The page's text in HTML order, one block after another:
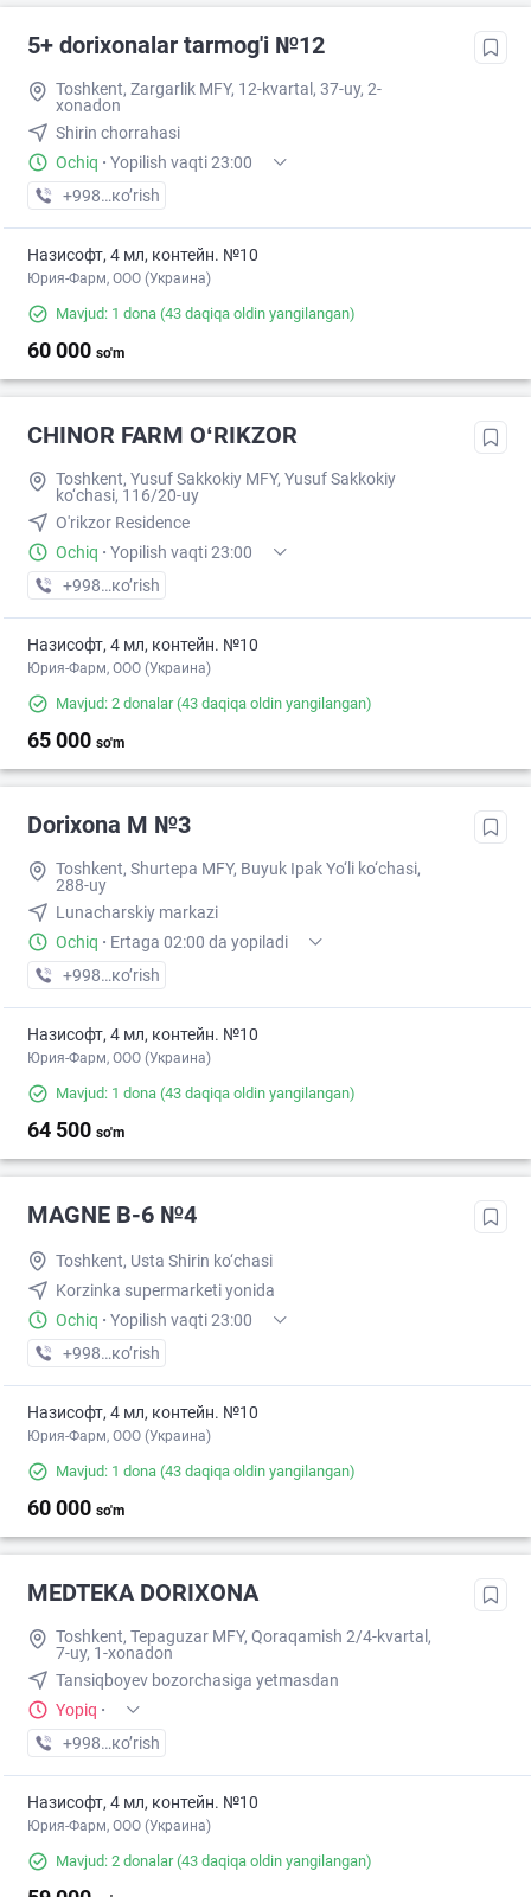
5+ dorixonalar tarmog'i №12
Toshkent, Zargarlik MFY, 12-kvartal, 37-uy, 2-
xonadon
Shirin chorrahasi
Ochiq · Yopilish vaqti 23:00
+998 (87) XXX-XX-XX
кo’rish
Назисофт, 4 мл, контейн. №10
Юрия-Фарм, ООО (Украина)
Mavjud: 1 dona (43 daqiqa oldin yangilangan)
60 000 so'm
CHINOR FARM OʻRIKZOR
Toshkent, Yusuf Sakkokiy MFY, Yusuf Sakkokiy
ko‘chasi, 116/20-uy
O'rikzor Residence
Ochiq · Yopilish vaqti 23:00
+998 (77) XXX-XX-XX
кo’rish
Назисофт, 4 мл, контейн. №10
Юрия-Фарм, ООО (Украина)
Mavjud: 2 donalar(43 daqiqa oldin yangilangan)
65 000 so'm
Dorixona M №3
Toshkent, Shurtepa MFY, Buyuk Ipak Yo‘li ko‘chasi,
288-uy
Lunacharskiy markazi
Ochiq · Ertaga 02:00 da yopiladi
+998 (95) XXX-XX-XX
кo’rish
Назисофт, 4 мл, контейн. №10
Юрия-Фарм, ООО (Украина)
Mavjud: 1 dona (43 daqiqa oldin yangilangan)
64 500 so'm
MAGNE B-6 №4
Toshkent, Usta Shirin ko‘chasi
Korzinka supermarketi yonida
Ochiq · Yopilish vaqti 23:00
+998 (71) XXX-XX-XX
кo’rish
Назисофт, 4 мл, контейн. №10
Юрия-Фарм, ООО (Украина)
Mavjud: 1 dona (43 daqiqa oldin yangilangan)
60 000 so'm
MEDTEKA DORIXONA
Toshkent, Tepaguzar MFY, Qoraqamish 2/4-kvartal,
7-uy, 1-xonadon
Tansiqboyev bozorchasiga yetmasdan
Yopiq ·
+998 (77) XXX-XX-XX
кo’rish
Назисофт, 4 мл, контейн. №10
Юрия-Фарм, ООО (Украина)
Mavjud: 2 donalar(43 daqiqa oldin yangilangan)